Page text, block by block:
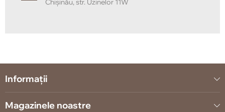
Chișinău, str. Uzinelor 11W
Informații
Magazinele noastre